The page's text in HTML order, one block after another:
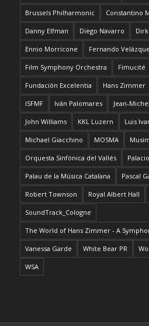
Brussels Philharmonic Constantino
Danny Elfman Diego Navarro
Ennio Morricone Fernando
Film Symphony Orchestra Fimucité
Fundación Excelentia Hans Zimmer
ISFMF Iván Palomares Jean-
John Williams KKL Luzern Luis
Michael Giacchino MOSMA
Orquesta Sinfónica del Vallés
Palau de la Música Catalana Pascal
Robert Townson Royal Albert Hall
SoundTrack_Cologne
The World of Hans Zimmer - A
Vanessa Garde White Bear PR
WSA